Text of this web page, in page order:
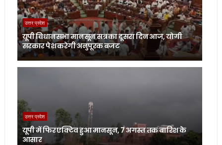
उत्तर प्रदेश
यूपी विधानसभा मानसून सत्र का दूसरा दिन आज, योगी
सरकार पेश करेगी अनुपूरक बजट
उत्तर प्रदेश
यूपी में फिर एक्टिव हुआ मानसून, 7 अगस्त तक बारिश के
आसार